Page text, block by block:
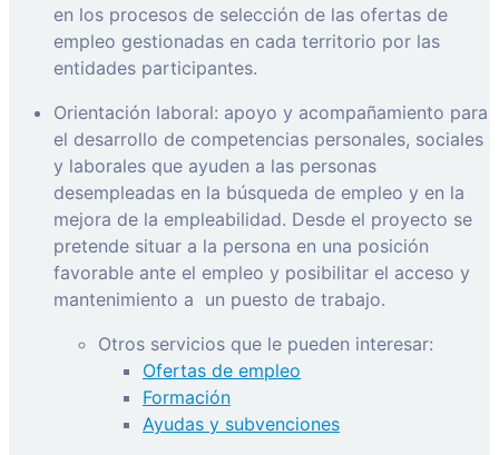
en los procesos de selección de las ofertas de
empleo gestionadas en cada territorio por las
entidades participantes.
Orientación laboral: apoyo y acompañamiento para
el desarrollo de competencias personales, sociales
y laborales que ayuden a las personas
desempleadas en la búsqueda de empleo y en la
mejora de la empleabilidad. Desde el proyecto se
pretende situar a la persona en una posición
favorable ante el empleo y posibilitar el acceso y
mantenimiento a un puesto de trabajo.
Otros servicios que le pueden interesar:
Ofertas de empleo
Formación
Ayudas y subvenciones